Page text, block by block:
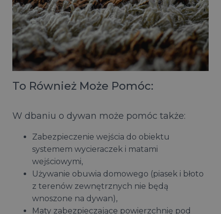
To Również Może Pomóc:
W dbaniu o dywan może pomóc także:
Zabezpieczenie wejścia do obiektu
systemem wycieraczek i matami
wejściowymi,
Używanie obuwia domowego (piasek i błoto
z terenów zewnętrznych nie będą
wnoszone na dywan),
Maty zabezpieczające powierzchnię pod